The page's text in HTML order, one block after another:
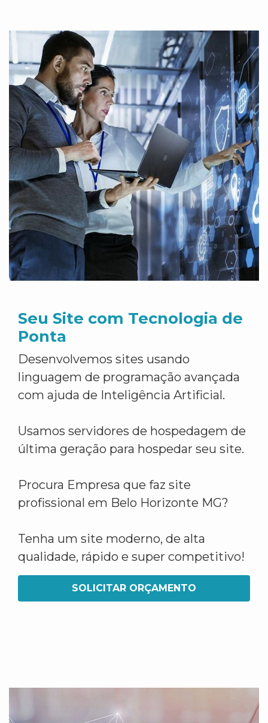
Seu Site com Tecnologia de
Ponta
Desenvolvemos sites usando
linguagem de programação avançada
com ajuda de Inteligência Artificial.
Usamos servidores de hospedagem de
última geração para hospedar seu site.
Procura Empresa que faz site
profissional em Belo Horizonte MG?
Tenha um site moderno, de alta
qualidade, rápido e super competitivo!
SOLICITAR ORÇAMENTO